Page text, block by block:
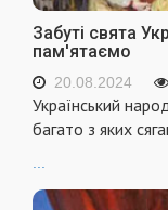
Забуті свята
пам'ятаємо
20.08.2024
Український
багато з яких
...